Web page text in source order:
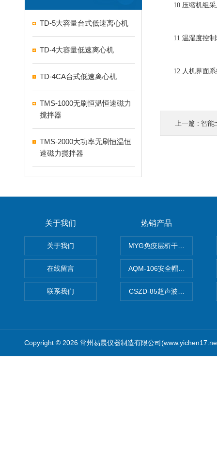
TD-5大容量台式低速离心机
TD-4大容量低速离心机
TD-4CA台式低速离心机
TMS-1000无刷恒温恒速磁力
搅拌器
TMS-2000大功率无刷恒温恒
速磁力搅拌器
10.压缩机组采
11.温湿度控制精
12.人机界面系统
上一篇 : 智能
关于我们
关于我们
在线留言
联系我们
热销产品
MYG免疫层析干燥箱
AQM-106安全帽高温预处理
CSZD-85超声波清洗振荡器
Copyright © 2026 常州易晨仪器制造有限公司